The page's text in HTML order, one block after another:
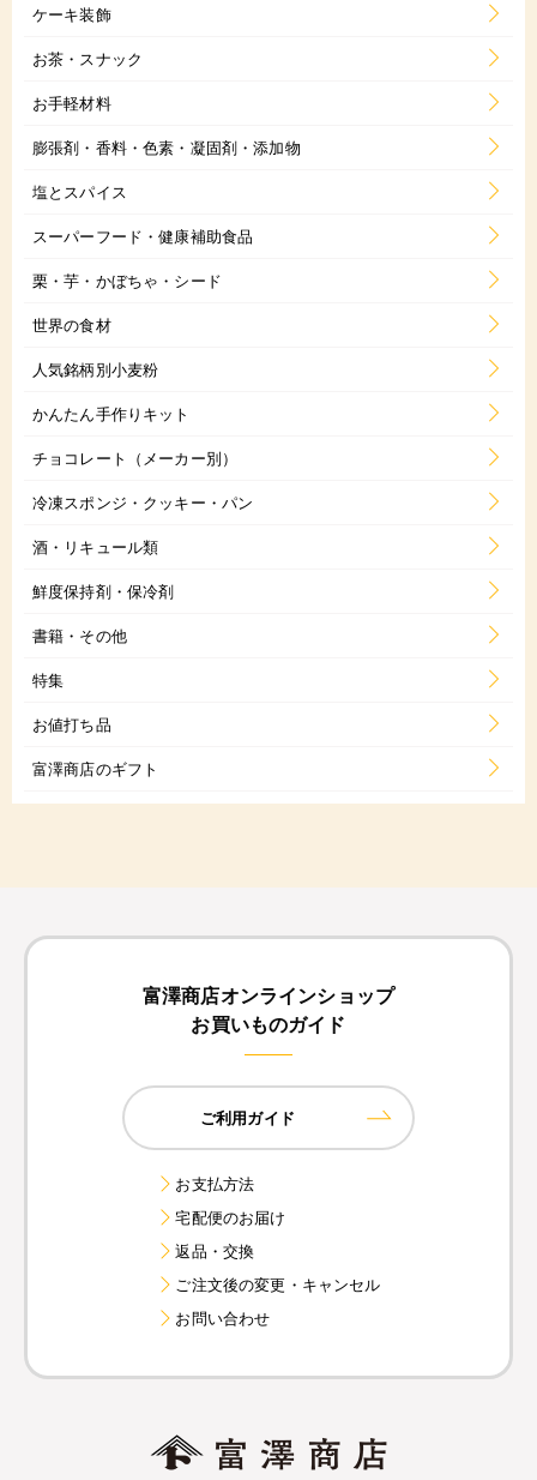
ケーキ装飾
お茶・スナック
お手軽材料
膨張剤・香料・色素・凝固剤・添加物
塩とスパイス
スーパーフード・健康補助食品
栗・芋・かぼちゃ・シード
世界の食材
人気銘柄別小麦粉
かんたん手作りキット
チョコレート（メーカー別）
冷凍スポンジ・クッキー・パン
酒・リキュール類
鮮度保持剤・保冷剤
書籍・その他
特集
お値打ち品
富澤商店のギフト
富澤商店オンラインショップ
お買いものガイド
ご利用ガイド
お支払方法
宅配便のお届け
返品・交換
ご注文後の変更・キャンセル
お問い合わせ